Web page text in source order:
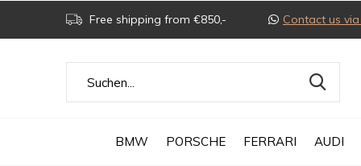
BMW PORSCHE FERRARI AUDI
Free shipping from €850,- Contact us